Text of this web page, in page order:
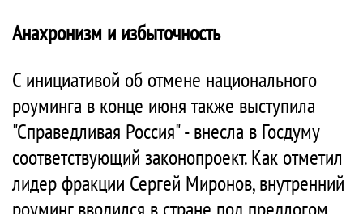
Анахронизм и избыточность
С инициативой об отмене национального
роуминга в конце июня также выступила
"Справедливая Россия" - внесла в Госдуму
соответствующий законопроект. Как отметил
лидер фракции Сергей Миронов, внутренний